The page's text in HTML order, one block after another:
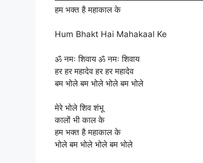
हम भक्त है महाकाल के
Hum Bhakt Hai Mahakaal Ke
ॐ नमः शिवाय ॐ नमः शिवाय
हर हर महादेव हर हर महादेव
बम भोले बम भोले भोले बम भोले
मेरे भोले शिव शंभू
कालों भी काल के
हम भक्त है महाकाल के
भोले बम भोले भोले बम भोले